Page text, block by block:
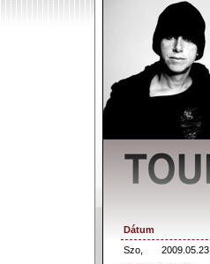
Dátum
Szo,
2009.05.23.